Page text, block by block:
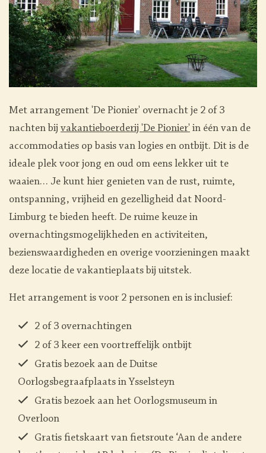
Met arrangement 'De Pionier' overnacht je 2 of 3
nachten bij vakantieboerderij 'De Pionier' in één van de
accommodaties op basis van logies en ontbijt. Dit is de
ideale plek voor jong en oud om eens lekker uit te
waaien… Je kunt hier genieten van de rust, ruimte,
ontspanning, vrijheid en gezelligheid dat Noord-
Limburg te bieden heeft. De ruime keuze in
overnachtingsmogelijkheden en activiteiten,
bezienswaardigheden en overige voorzieningen maakt
deze locatie de vakantieplaats bij uitstek.
Het arrangement is voor 2 personen en is inclusief:
2 of 3 overnachtingen
2 of 3 keer een voortreffelijk ontbijt
Gratis bezoek aan de Duitse
Oorlogsbegraafplaats in Ysselsteyn
Gratis bezoek aan het Oorlogsmuseum in
Overloon
Gratis fietskaart van fietsroute ‘Aan de andere